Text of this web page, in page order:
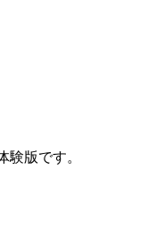
験版です。